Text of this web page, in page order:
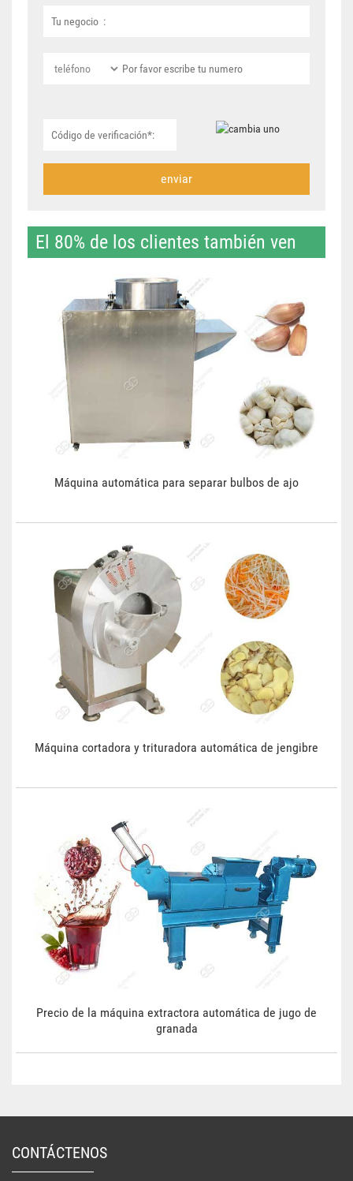
enviar
El 80% de los clientes también ven
Máquina automática para separar bulbos de ajo
Máquina cortadora y trituradora automática de jengibre
Precio de la máquina extractora automática de jugo de
granada
CONTÁCTENOS